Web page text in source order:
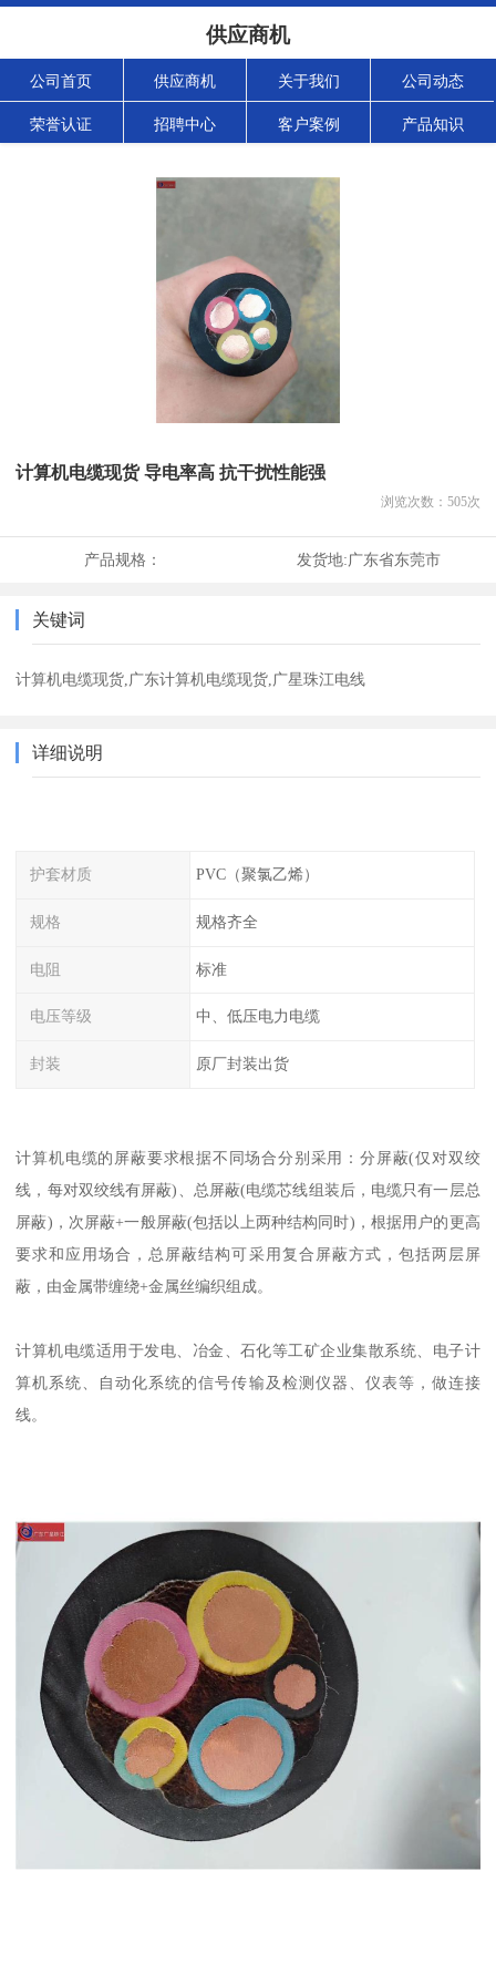
供应商机
公司首页 供应商机 关于我们 公司动态
荣誉认证 招聘中心 客户案例 产品知识
计算机电缆现货 导电率高 抗干扰性能强
浏览次数： 505次
产品规格： 发货地:广东省东莞市
关键词
计算机电缆现货,广东计算机电缆现货,广星珠江电线
详细说明
护套材质 PVC（聚氯乙烯）
规格 规格齐全
电阻 标准
电压等级 中、低压电力电缆
封装 原厂封装出货
计算机电缆的屏蔽要求根据不同场合分别采用：分屏蔽(仅对双绞
线，每对双绞线有屏蔽)、总屏蔽(电缆芯线组装后，电缆只有一层总
屏蔽)，次屏蔽+一般屏蔽(包括以上两种结构同时)，根据用户的更高
要求和应用场合，总屏蔽结构可采用复合屏蔽方式，包括两层屏
蔽，由金属带缠绕+金属丝编织组成。
计算机电缆适用于发电、冶金、石化等工矿企业集散系统、电子计
算机系统、自动化系统的信号传输及检测仪器、仪表等，做连接
线。